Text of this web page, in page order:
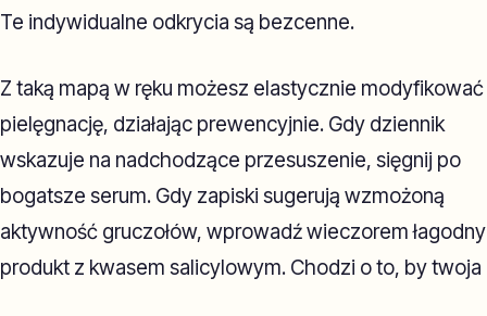
Te indywidualne odkrycia są bezcenne.
Z taką mapą w ręku możesz elastycznie modyfikować
pielęgnację, działając prewencyjnie. Gdy dziennik
wskazuje na nadchodzące przesuszenie, sięgnij po
bogatsze serum. Gdy zapiski sugerują wzmożoną
aktywność gruczołów, wprowadź wieczorem łagodny
produkt z kwasem salicylowym. Chodzi o to, by twoja